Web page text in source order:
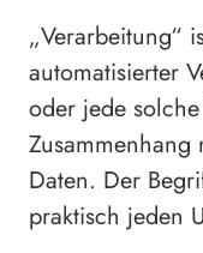
„Verarbeitung“
automatisierter
oder jede
Zusammenhang
Daten. Der
praktisch jeden